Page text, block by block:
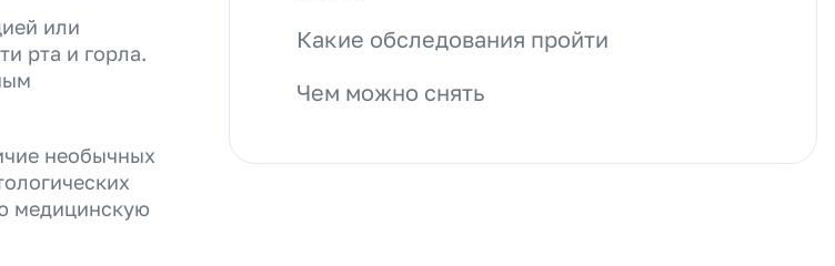
или
рта и горла.
необычных
медицинскую
Какие обследования пройти
Чем можно снять